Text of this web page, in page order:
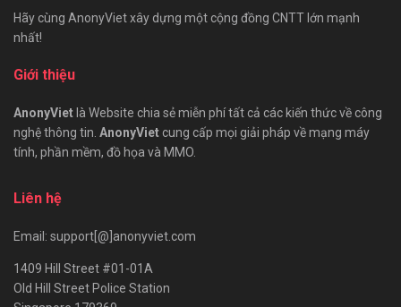
Hãy cùng AnonyViet xây dựng một cộng đồng CNTT lớn mạnh
nhất!
Giới thiệu
AnonyViet là Website chia sẻ miễn phí tất cả các kiến thức về công
nghệ thông tin. AnonyViet cung cấp mọi giải pháp về mạng máy
tính, phần mềm, đồ họa và MMO.
Liên hệ
Email: support[@]anonyviet.com
1409 Hill Street #01-01A
Old Hill Street Police Station